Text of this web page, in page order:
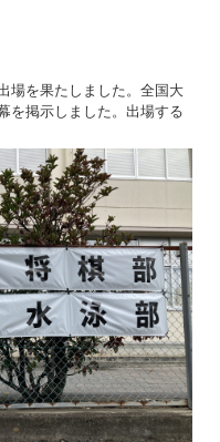
場を果たしました。全国大
を掲示しました。出場する